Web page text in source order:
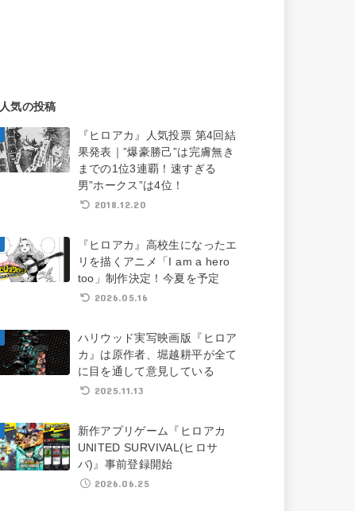
人気の投稿
『ヒロアカ』人気投票 第4回結
果発表｜”爆豪勝己”は完膚無き
までの1位3連覇！速すぎる
男”ホークス”は4位！
2018.12.20
『ヒロアカ』高校生になったエ
リを描くアニメ「I am a hero
too」制作決定！今夏を予定
2026.05.16
ハリウッド実写映画版『ヒロア
カ』は原作者、堀越耕平が全て
に目を通して意見している
2025.11.13
新作アプリゲーム『ヒロアカ
UNITED SURVIVAL(ヒロサ
バ)』事前登録開始
2026.06.25